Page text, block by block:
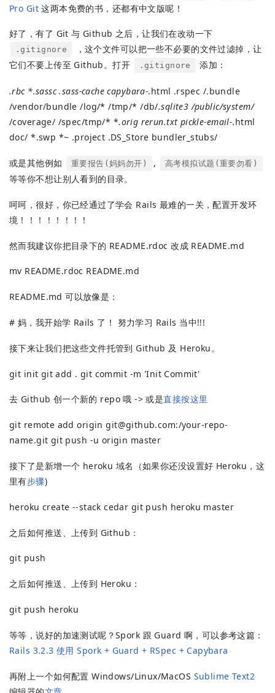
Pro Git这两本免费的书，还都有中文版呢！
好了，有了 Git 与 Github 之后，让我们在改动一下
.gitignore
，这个文件可以把一些不必要的文件过滤掉，让
它们不要上传至 Github。打开
.gitignore 添加：
.rbc *.sassc .sass-cache capybara-.html .rspec /.bundle
/vendor/bundle /log/* /tmp/* /db/.sqlite3 /public/system/
/coverage/ /spec/tmp/* *.orig rerun.txt pickle-email-.html
doc/ *.swp *~ .project .DS_Store bundler_stubs/
或是其他例如 重要报告(妈妈勿开) , 高考模拟试题(重要勿看)
等等你不想让别人看到的目录。
呵呵，很好，你已经通过了学会 Rails 最难的一关，配置开发环
境！！！！！！！！
然而我建议你把目录下的 README.rdoc 改成 README.md
mv README.rdoc README.md
README.md 可以放像是：
# 妈，我开始学 Rails 了！ 努力学习 Rails 当中!!!
接下来让我们把这些文件托管到 Github 及 Heroku。
git init git add . git commit -m 'Init Commit'
去 Github 创一个新的 repo 哦 -> 或是直接按这里
git remote add origingit@github.com:/your-repo-
name.git git push -u origin master
接下了是新增一个 heroku 域名（如果你还没设置好 Heroku，这
里有步骤)
heroku create --stack cedar git push heroku master
之后如何推送、上传到 Github：
git push
之后如何推送、上传到 Heroku：
git push heroku
等等，说好的加速测试呢？Spork 跟 Guard 啊，可以参考这篇：
Rails 3.2.3 使用 Spork + Guard + RSpec + Capybara
再附上一个如何配置 Windows/Linux/MacOS Sublime Text2